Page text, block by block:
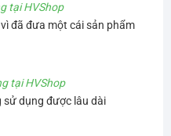
tại HVShop
đã đưa một cái sản phẩm
tại HVShop
sử dụng được lâu dài